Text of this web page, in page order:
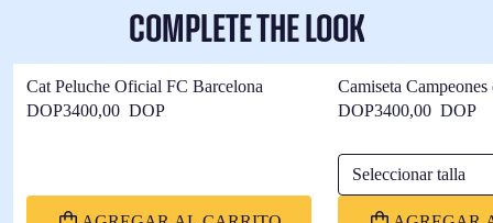
COMPLETE THE LOOK
Cat Peluche Oficial FC Barcelona
DOP3400,00 DOP
Camiseta
Barça
DOP3400,00 DOP
Seleccionar talla